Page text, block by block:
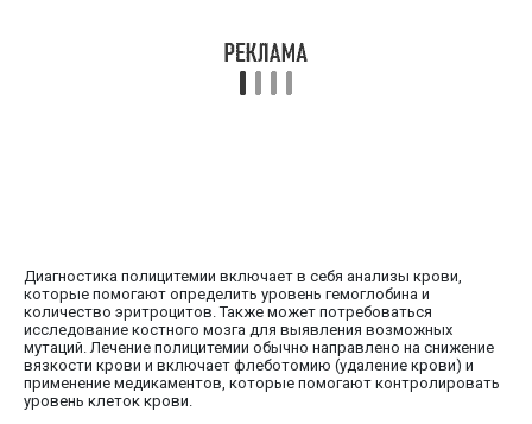
Диагностика полицитемии включает в себя анализы крови,
которые помогают определить уровень гемоглобина и
количество эритроцитов. Также может потребоваться
исследование костного мозга для выявления возможных
мутаций. Лечение полицитемии обычно направлено на снижение
вязкости крови и включает флеботомию (удаление крови) и
применение медикаментов, которые помогают контролировать
уровень клеток крови.